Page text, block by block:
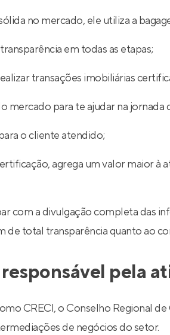
no mercado, ele utiliza a
em todas as etapas;
transações imobiliárias
mercado para te ajudar na
o cliente atendido;
agrega um valor maior
com a divulgação completa das
de total transparência quanto ao
pela
CRECI, o Conselho Regional
de negócios do setor.